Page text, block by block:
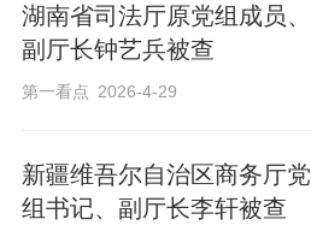
湖南省司法厅原党组成员、
副厅长钟艺兵被查
第一看点 2026-4-29
新疆维吾尔自治区商务厅党
组书记、副厅长李轩被查